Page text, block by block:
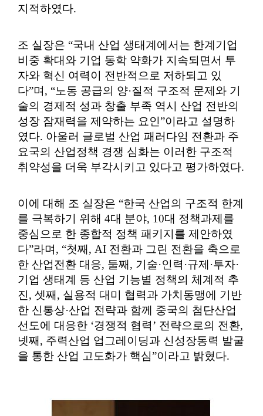
지적하였다.
조 실장은 “국내 산업 생태계에서는 한계기업
비중 확대와 기업 동학 약화가 지속되면서 투
자와 혁신 여력이 전반적으로 저하되고 있
다”며, “노동 공급의 양·질적 구조적 문제와 기
술의 경제적 성과 창출 부족 역시 산업 전반의
성장 잠재력을 제약하는 요인”이라고 설명하
였다. 아울러 글로벌 산업 패러다임 전환과 주
요국의 산업정책 경쟁 심화는 이러한 구조적
취약성을 더욱 부각시키고 있다고 평가하였다.
이에 대해 조 실장은 “한국 산업의 구조적 한계
를 극복하기 위해 4대 분야, 10대 정책과제를
중심으로 한 종합적 정책 패키지를 제안하였
다”라며, “첫째, AI 전환과 그린 전환을 축으로
한 산업전환 대응, 둘째, 기술·인력 ·규제·투자·
기업 생태계 등 산업 기능별 정책의 체계적 추
진, 셋째, 실용적 대미 협력과 가치동맹에 기반
한 신통상·산업 전략과 함께 중국의 첨단산업
선도에 대응한 ‘경쟁적 협력’ 전략으로의 전환,
넷째, 주력산업 업그레이딩과 신성장동력 발굴
을 통한 산업 고도화가 핵심”이라고 밝혔다.